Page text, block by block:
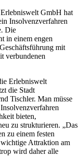
GmbH hat
Insolvenzverfahren
Die
in einem engen
mit
verbundenen
Erlebniswelt
die Stadt
Tischler. Man müsse
bieten,
zu strukturieren. „Das
zu einem festen
Attraktion am
wird daher alle